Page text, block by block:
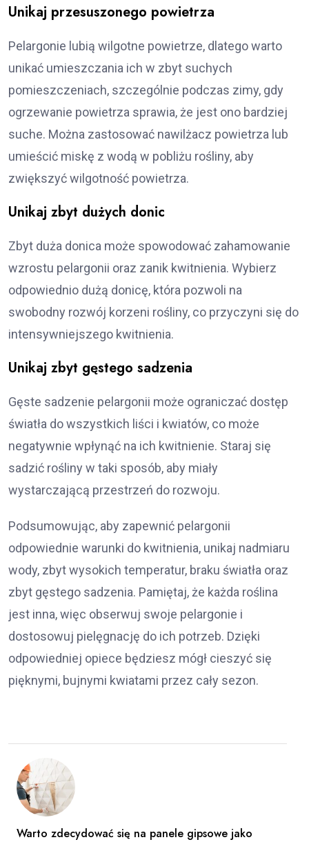
Unikaj przesuszonego powietrza
Pelargonie lubią wilgotne powietrze, dlatego warto
unikać umieszczania ich w zbyt suchych
pomieszczeniach, szczególnie podczas zimy, gdy
ogrzewanie powietrza sprawia, że jest ono bardziej
suche. Można zastosować nawilżacz powietrza lub
umieścić miskę z wodą w pobliżu rośliny, aby
zwiększyć wilgotność powietrza.
Unikaj zbyt dużych donic
Zbyt duża donica może spowodować zahamowanie
wzrostu pelargonii oraz zanik kwitnienia. Wybierz
odpowiednio dużą donicę, która pozwoli na
swobodny rozwój korzeni rośliny, co przyczyni się do
intensywniejszego kwitnienia.
Unikaj zbyt gęstego sadzenia
Gęste sadzenie pelargonii może ograniczać dostęp
światła do wszystkich liści i kwiatów, co może
negatywnie wpłynąć na ich kwitnienie. Staraj się
sadzić rośliny w taki sposób, aby miały
wystarczającą przestrzeń do rozwoju.
Podsumowując, aby zapewnić pelargonii
odpowiednie warunki do kwitnienia, unikaj nadmiaru
wody, zbyt wysokich temperatur, braku światła oraz
zbyt gęstego sadzenia. Pamiętaj, że każda roślina
jest inna, więc obserwuj swoje pelargonie i
dostosowuj pielęgnację do ich potrzeb. Dzięki
odpowiedniej opiece będziesz mógł cieszyć się
pięknymi, bujnymi kwiatami przez cały sezon.
Warto zdecydować się na panele gipsowe jako